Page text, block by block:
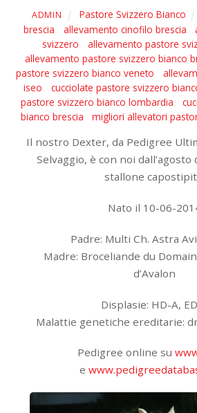
ADMIN Pastore Svizzero Bianco
brescia
allevamento cinofilo brescia
svizzero
allevamento pastore
allevamento pastore svizzero bianco
pastore svizzero bianco veneto
iseo
cucciolate pastore svizzero
pastore svizzero bianco lombardia
bianco brescia
migliori allevatori
Il nostro Dexter, da Pedigree
Selvaggio, è con noi dall’agosto
stallone
Nato il 10-06-
Padre: Multi Ch. Astra
Madre: Broceliande du
d’Avalon
Displasie: HD-A,
Malattie genetiche ereditarie:
Pedigree online su
e